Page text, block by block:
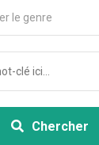
le genre
Chercher